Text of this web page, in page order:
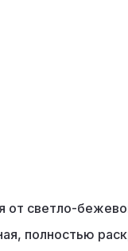
светло-
полностью